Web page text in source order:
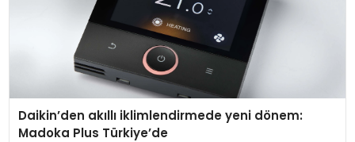
Daikin’den akıllı iklimlendirmede yeni dönem:
Madoka Plus Türkiye’de